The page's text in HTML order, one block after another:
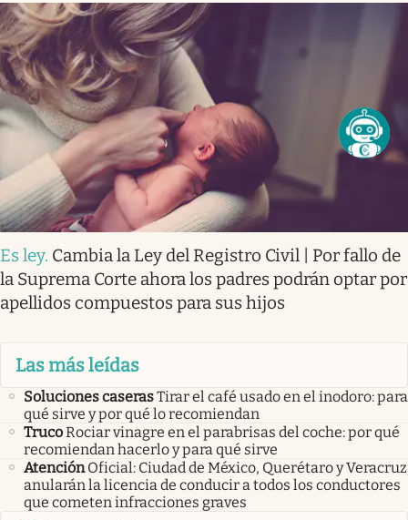
Es ley. Cambia la Ley del Registro Civil | Por fallo de
la Suprema Corte ahora los padres podrán optar por
apellidos compuestos para sus hijos
Las más leídas
Soluciones caserasTirar el café usado en el inodoro: para
qué sirve y por qué lo recomiendan
TrucoRociar vinagre en el parabrisas del coche: por qué
recomiendan hacerlo y para qué sirve
Atención Oficial: Ciudad de México, Querétaro y Veracruz
anularán la licencia de conducir a todos los conductores
que cometen infracciones graves